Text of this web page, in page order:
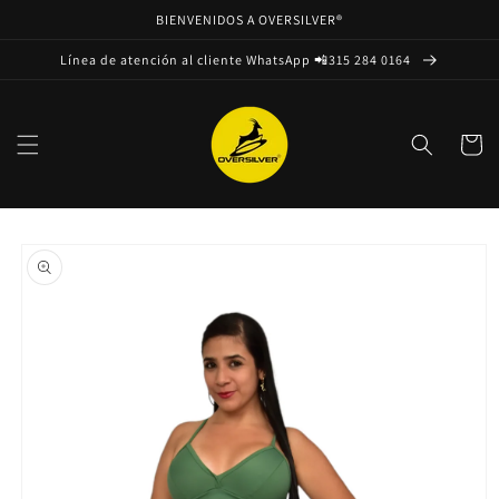
BIENVENIDOS A OVERSILVER®
Línea de atención al cliente WhatsApp 📲315 284 0164
Carrito
directamente
a la
información